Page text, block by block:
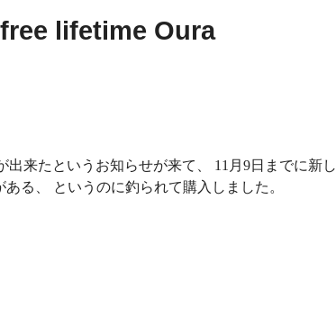
lifetime Oura
出来たというお知らせが来て、 11月9日までに新し
る、 というのに釣られて購入しました。